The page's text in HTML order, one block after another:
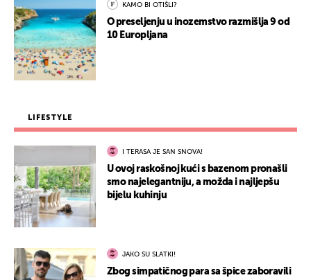
KAMO BI OTIŠLI?
O preseljenju u inozemstvo razmišlja 9 od
10 Europljana
LIFESTYLE
I TERASA JE SAN SNOVA!
U ovoj raskošnoj kući s bazenom pronašli
smo najelegantniju, a možda i najljepšu
bijelu kuhinju
JAKO SU SLATKI!
Zbog simpatičnog para sa špice zaboravili